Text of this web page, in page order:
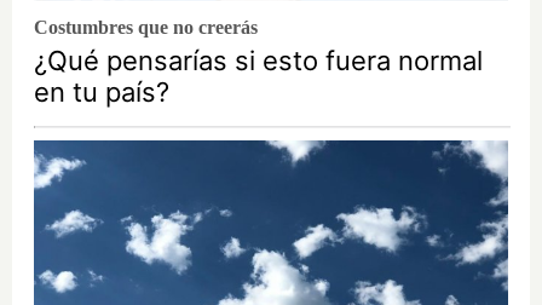
Costumbres que no creerás
¿Qué pensarías si esto fuera normal
en tu país?